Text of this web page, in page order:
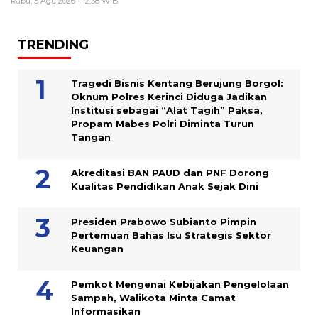
TRENDING
Tragedi Bisnis Kentang Berujung Borgol:
Oknum Polres Kerinci Diduga Jadikan
Institusi sebagai “Alat Tagih” Paksa,
Propam Mabes Polri Diminta Turun
Tangan
Akreditasi BAN PAUD dan PNF Dorong
Kualitas Pendidikan Anak Sejak Dini
Presiden Prabowo Subianto Pimpin
Pertemuan Bahas Isu Strategis Sektor
Keuangan
Pemkot Mengenai Kebijakan Pengelolaan
Sampah, Walikota Minta Camat
Informasikan